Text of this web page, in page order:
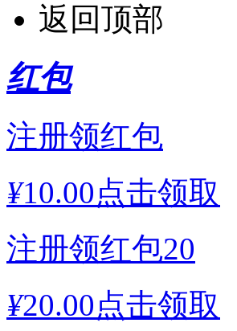
返回顶部
红包
注册领红包
¥10.00点击领取
注册领红包20
¥20.00点击领取